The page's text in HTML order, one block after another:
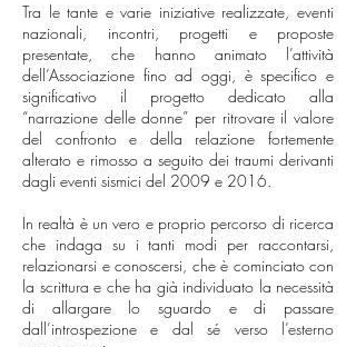
Tra le tante e varie iniziative realizzate, eventi
nazionali, incontri, progetti e proposte
presentate, che hanno animato l’attività
dell’Associazione fino ad oggi, è specifico e
significativo il progetto dedicato alla
“narrazione delle donne” per ritrovare il valore
del confronto e della relazione fortemente
alterato e rimosso a seguito dei traumi derivanti
dagli eventi sismici del 2009 e 2016.
In realtà è un vero e proprio percorso di ricerca
che indaga su i tanti modi per raccontarsi,
relazionarsi e conoscersi, che è cominciato con
la scrittura e che ha già individuato la necessità
di allargare lo sguardo e di passare
dall’introspezione e dal sé verso l’esterno